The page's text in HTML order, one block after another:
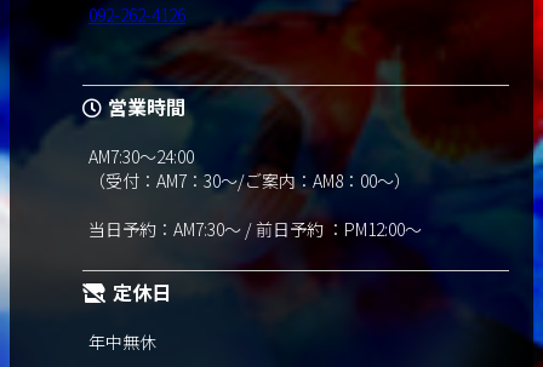
092-262-4126
営業時間
AM7:30～24:00
（受付：AM7：30～/ご案内：AM8：00～）
当日予約：AM7:30～ / 前日予約 ：PM12:00～
定休日
年中無休